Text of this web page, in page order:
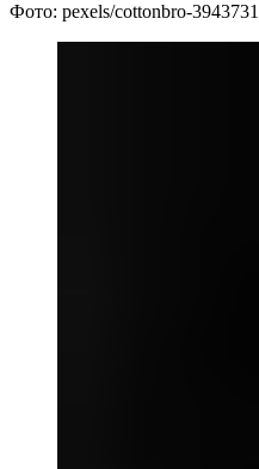
Фото: pexels/cottonbro-3943731